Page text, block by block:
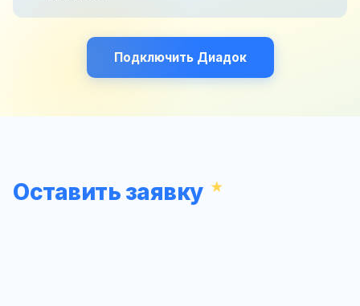
Подключить Диадок
Оставить заявку